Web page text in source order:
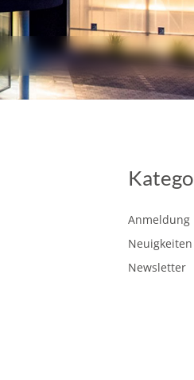
Anmeldung
Neuigkeiten
Newsletter